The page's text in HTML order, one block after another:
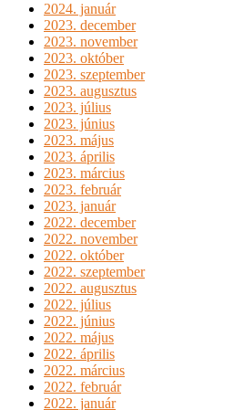
2024. január
2023. december
2023. november
2023. október
2023. szeptember
2023. augusztus
2023. július
2023. június
2023. május
2023. április
2023. március
2023. február
2023. január
2022. december
2022. november
2022. október
2022. szeptember
2022. augusztus
2022. július
2022. június
2022. május
2022. április
2022. március
2022. február
2022. január